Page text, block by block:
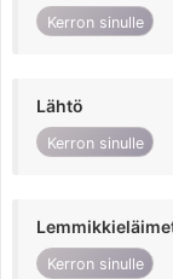
Kerron sinulle
Lähtö
Kerron sinulle
Kerron sinulle